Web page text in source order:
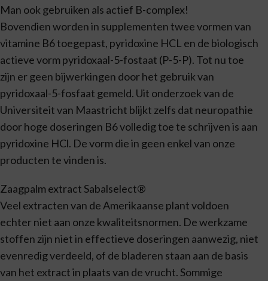
Man ook gebruiken als actief B-complex!
Bovendien worden in supplementen twee vormen van
vitamine B6 toegepast, pyridoxine HCL en de biologisch
actieve vorm pyridoxaal-5-fostaat (P-5-P). Tot nu toe
zijn er geen bijwerkingen door het gebruik van
pyridoxaal-5-fosfaat gemeld. Uit onderzoek van de
Universiteit van Maastricht blijkt zelfs dat neuropathie
door hoge doseringen B6 volledig toe te schrijven is aan
pyridoxine HCl. De vorm die in geen enkel van onze
producten te vinden is.
Zaagpalm extract Sabalselect®
Veel extracten van de Amerikaanse plant voldoen
echter niet aan onze kwaliteitsnormen. De werkzame
stoffen zijn niet in effectieve doseringen aanwezig, niet
evenredig verdeeld, of de bladeren staan aan de basis
van het extract in plaats van de vrucht. Sommige